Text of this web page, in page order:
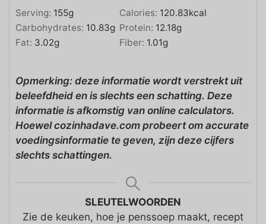
Serving: 155g Calories: 120.83kcal
Carbohydrates: 10.83g Protein: 12.18g
Fat: 3.02g Fiber: 1.01g
Opmerking: deze informatie wordt verstrekt uit
beleefdheid en is slechts een schatting. Deze
informatie is afkomstig van online calculators.
Hoewel cozinhadave.com probeert om accurate
voedingsinformatie te geven, zijn deze cijfers
slechts schattingen.
SLEUTELWOORDEN
Zie de keuken, hoe je penssoep maakt, recept